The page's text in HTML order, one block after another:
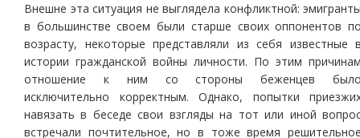
Внешне эта ситуация не выглядела конфликтной:
в большинстве своем были старше своих оппонентов
возрасту, некоторые представляли из себя известные
истории гражданской войны личности. По этим
отношение к ним со стороны беженцев
исключительно корректным. Однако, попытки
навязать в беседе свои взгляды на тот или иной
встречали почтительное, но в тоже время